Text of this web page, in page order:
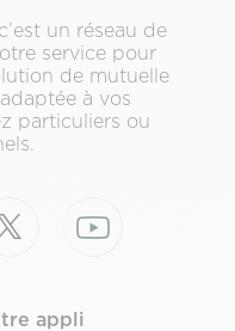
un réseau de
service pour
de mutuelle
à vos
particuliers ou
appli